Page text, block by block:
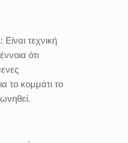
Είναι τεχνική
ότι
το κομμάτι το